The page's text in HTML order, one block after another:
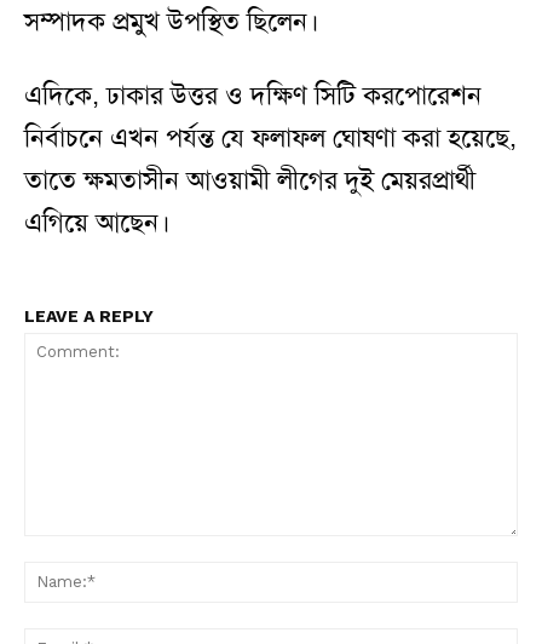
সম্পাদক প্রমুখ উপস্থিত ছিলেন।
এদিকে, ঢাকার উত্তর ও দক্ষিণ সিটি করপোরেশন
নির্বাচনে এখন পর্যন্ত যে ফলাফল ঘোষণা করা হয়েছে,
তাতে ক্ষমতাসীন আওয়ামী লীগের দুই মেয়রপ্রার্থী
এগিয়ে আছেন।
LEAVE A REPLY